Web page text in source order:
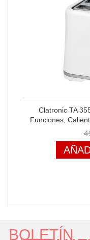
Clatronic TA
Funciones,
BOLETÍN